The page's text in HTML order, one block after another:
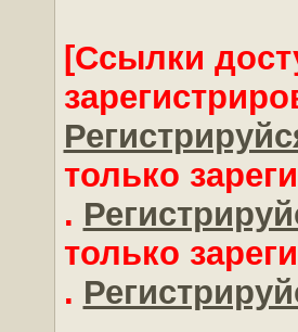
[Ссылки
только
.
только
.